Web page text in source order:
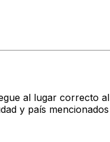
al lugar
y país